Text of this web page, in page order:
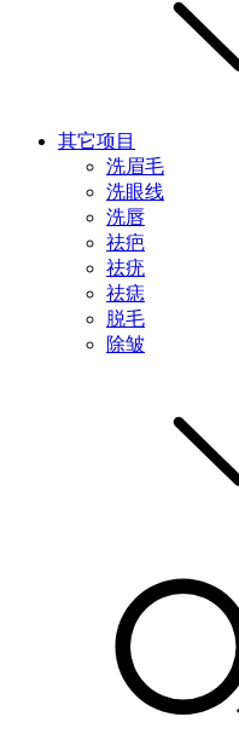
其它项目
洗眉毛
洗眼线
洗唇
祛疤
祛疣
祛痣
脱毛
除皱